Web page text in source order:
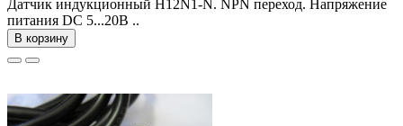
Датчик индукционный H12N1-N. NPN переход. Напряжение
питания DC 5...20В ..
В корзину